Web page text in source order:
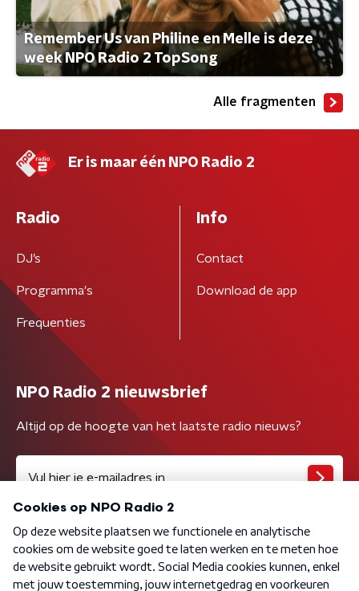
Remember Us van Philine en Melle is deze
week NPO Radio 2 TopSong
Alle fragmenten
Er is maar één NPO Radio 2
Radio
DJ’s
Programma's
Frequenties
Info
Contact
Download de app
NPO Radio 2 nieuwsbrief
Altijd op de hoogte van het laatste radio nieuws?
Algemene voorwaarden